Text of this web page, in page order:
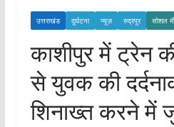
उत्तराखंड दुर्घटना न्यूज़ रुद्रपुर सोशल
काशीपुर में ट्रेन
से युवक की
शिनाख्त करने में